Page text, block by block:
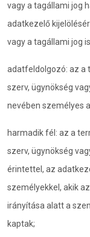
vagy a tagállami jog
adatkezelő
vagy a tagállami jog
adatfeldolgozó: az a
szerv, ügynökség
nevében személyes
harmadik fél: az a
szerv, ügynökség
érintettel, az
személyekkel, akik
irányítása alatt a
kaptak;